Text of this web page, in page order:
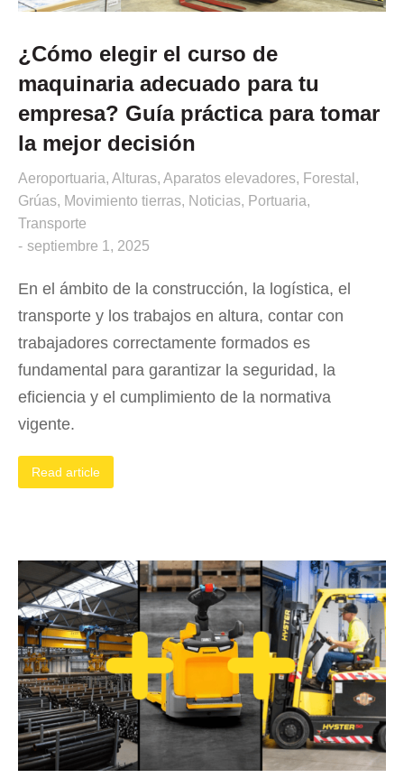
¿Cómo elegir el curso de
maquinaria adecuado para tu
empresa? Guía práctica para tomar
la mejor decisión
Aeroportuaria, Alturas, Aparatos elevadores, Forestal ,
Grúas, Movimiento tierras, Noticias, Portuaria,
Transporte
septiembre 1, 2025
En el ámbito de la construcción, la logística, el
transporte y los trabajos en altura, contar con
trabajadores correctamente formados es
fundamental para garantizar la seguridad, la
eficiencia y el cumplimiento de la normativa
vigente.
Read article